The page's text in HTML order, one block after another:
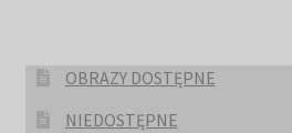
OBRAZY DOSTĘPNE
NIEDOSTĘPNE